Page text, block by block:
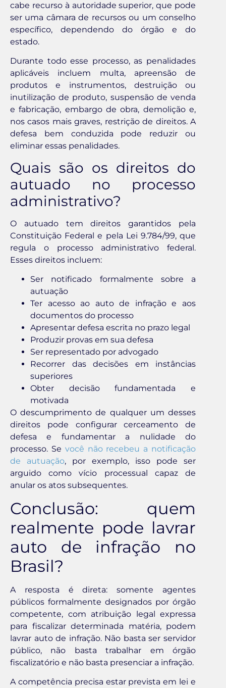
cabe recurso à autoridade superior, que pode
ser uma câmara de recursos ou um conselho
específico, dependendo do órgão e do
estado.
Durante todo esse processo, as penalidades
aplicáveis incluem multa, apreensão de
produtos e instrumentos, destruição ou
inutilização de produto, suspensão de venda
e fabricação, embargo de obra, demolição e,
nos casos mais graves, restrição de direitos. A
defesa bem conduzida pode reduzir ou
eliminar essas penalidades.
Quais são os direitos do
autuado no processo
administrativo?
O autuado tem direitos garantidos pela
Constituição Federal e pela Lei 9.784/99, que
regula o processo administrativo federal.
Esses direitos incluem:
Ser notificado formalmente sobre a
autuação
Ter acesso ao auto de infração e aos
documentos do processo
Apresentar defesa escrita no prazo legal
Produzir provas em sua defesa
Ser representado por advogado
Recorrer das decisões em instâncias
superiores
Obter decisão fundamentada e
motivada
O descumprimento de qualquer um desses
direitos pode configurar cerceamento de
defesa e fundamentar a nulidade do
processo. Se você não recebeu a notificação
de autuação, por exemplo, isso pode ser
arguido como vício processual capaz de
anular os atos subsequentes.
Conclusão: quem
realmente pode lavrar
auto de infração no
Brasil?
A resposta é direta: somente agentes
públicos formalmente designados por órgão
competente, com atribuição legal expressa
para fiscalizar determinada matéria, podem
lavrar auto de infração. Não basta ser servidor
público, não basta trabalhar em órgão
fiscalizatório e não basta presenciar a infração.
A competência precisa estar prevista em lei e